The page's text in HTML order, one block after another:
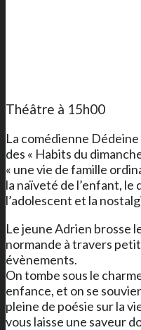
Théâtre à 15h00
La comédienne
des « Habits du
« une vie de famille
la naïveté de l’enfant,
l’adolescent et la
Le jeune Adrien brosse
normande à travers
évènements.
On tombe sous le
enfance, et on se
pleine de poésie sur la
vous laisse une saveur